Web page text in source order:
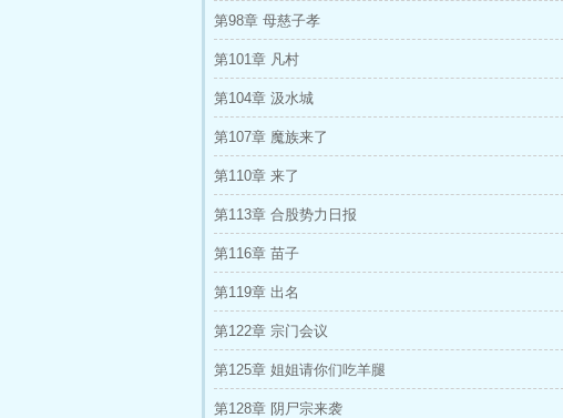
第98章 母慈子孝
第101章 凡村
第104章 汲水城
第107章 魔族来了
第110章 来了
第113章 合股势力日报
第116章 苗子
第119章 出名
第122章 宗门会议
第125章 姐姐请你们吃羊腿
第128章 阴尸宗来袭